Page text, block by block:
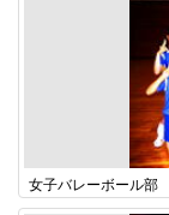
女子バレーボール部